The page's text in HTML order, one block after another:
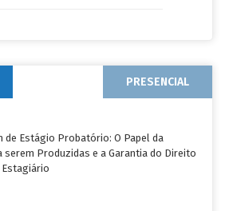
PRESENCIAL
de Estágio Probatório: O Papel da
serem Produzidas e a Garantia do Direito